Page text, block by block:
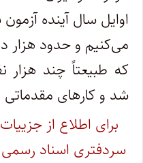
اوایل سال آینده
می‌کنیم و حدود هزار
که طبیعتاً چند هزار
شد و کار‌های
برای اطلاع از
سردفتری اسناد رسمی در سال